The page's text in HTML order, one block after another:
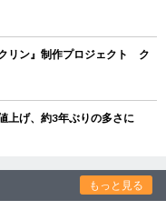
リン』制作プロジェクト ク
上げ、約3年ぶりの多さに
もっと見る